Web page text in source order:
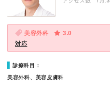
美容外科
3.0
対応
診療科目：
美容外科、美容皮膚科